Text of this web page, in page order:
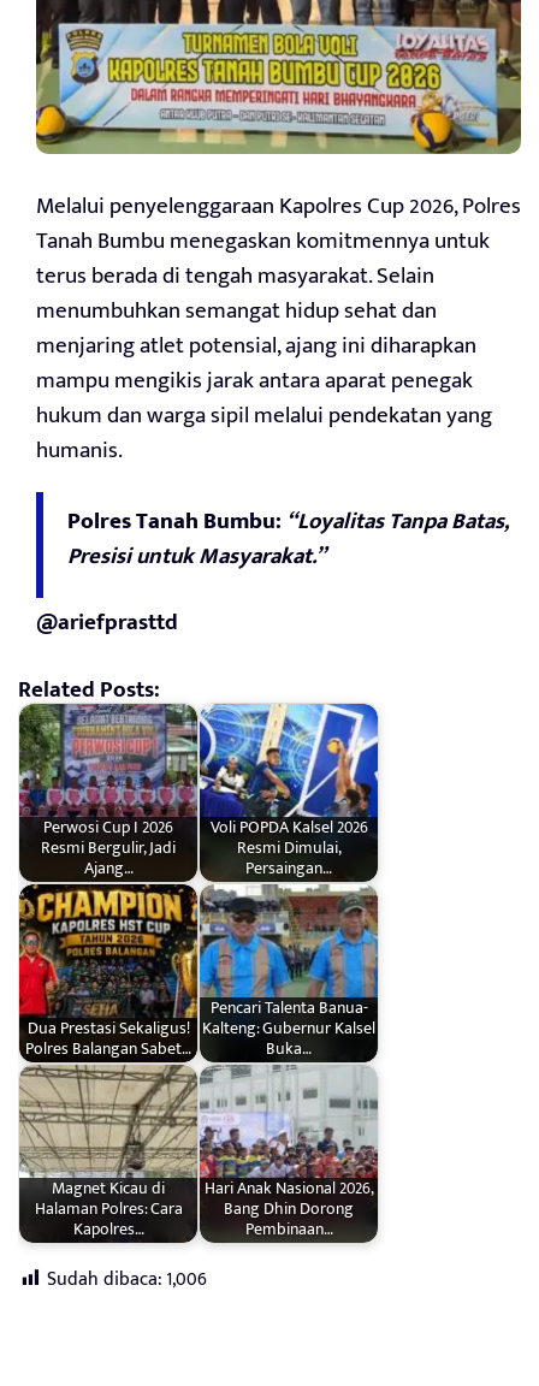
Melalui penyelenggaraan Kapolres Cup 2026, Polres
Tanah Bumbu menegaskan komitmennya untuk
terus berada di tengah masyarakat. Selain
menumbuhkan semangat hidup sehat dan
menjaring atlet potensial, ajang ini diharapkan
mampu mengikis jarak antara aparat penegak
hukum dan warga sipil melalui pendekatan yang
humanis.
Polres Tanah Bumbu: “Loyalitas Tanpa Batas,
Presisi untuk Masyarakat.”
@ariefprasttd
Related Posts:
Perwosi Cup I 2026
Resmi Bergulir, Jadi
Ajang…
Voli POPDA Kalsel 2026
Resmi Dimulai,
Persaingan…
Dua Prestasi Sekaligus!
Polres Balangan Sabet…
Pencari Talenta Banua-
Kalteng: Gubernur Kalsel
Buka…
Magnet Kicau di
Halaman Polres: Cara
Kapolres…
Hari Anak Nasional 2026,
Bang Dhin Dorong
Pembinaan…
Sudah dibaca:1,006